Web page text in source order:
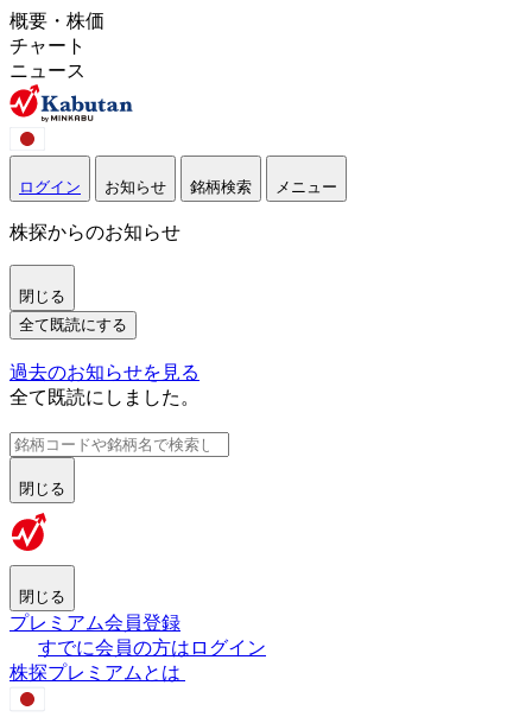
概要・株価
チャート
ニュース
ログイン お知らせ 銘柄検索 メニュー
株探からのお知らせ
閉じる
全て既読にする
過去のお知らせを見る
全て既読にしました。
閉じる
閉じる
プレミアム会員登録
すでに会員の方はログイン
株探プレミアムとは